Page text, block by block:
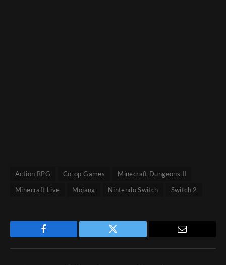
Action RPG Co-op Games
Minecraft Dungeons II
Minecraft Live
Mojang Nintendo Switch Switch 2
Facebook Twitter Email